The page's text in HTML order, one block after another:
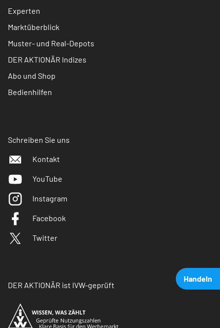
Handeln
Experten
Marktüberblick
Muster- und Real-Depots
DER AKTIONÄR Indizes
Abo und Shop
Bedienhilfen
Schreiben Sie uns
Kontakt
YouTube
Instagram
Facebook
Twitter
DER AKTIONÄR ist IVW-geprüft